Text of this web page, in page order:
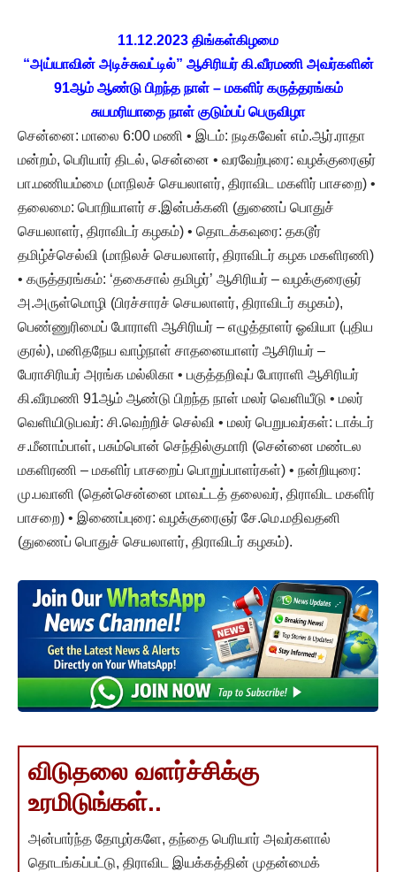
11.12.2023 திங்கள்கிழமை
“அய்யாவின் அடிச்சுவட்டில்” ஆசிரியர் கி.வீரமணி அவர்களின்
91ஆம் ஆண்டு பிறந்த நாள் – மகளிர் கருத்தரங்கம்
சுயமரியாதை நாள் குடும்பப் பெருவிழா
சென்னை: மாலை 6:00 மணி • இடம்: நடிகவேள் எம்.ஆர்.ராதா
மன்றம், பெரியார் திடல், சென்னை • வரவேற்புரை: வழக்குரைஞர்
பா.மணியம்மை (மாநிலச் செயலாளர், திராவிட மகளிர் பாசறை) •
தலைமை: பொறியாளர் ச.இன்பக்கனி (துணைப் பொதுச்
செயலாளர், திராவிடர் கழகம்) • தொடக்கவுரை: தகடூர்
தமிழ்ச்செல்வி (மாநிலச் செயலாளர், திராவிடர் கழக மகளிரணி)
• கருத்தரங்கம்: ‘தகைசால் தமிழர்’ ஆசிரியர் – வழக்குரைஞர்
அ.அருள்மொழி (பிரச்சாரச் செயலாளர், திராவிடர் கழகம்),
பெண்ணுரிமைப் போராளி ஆசிரியர் – எழுத்தாளர் ஓவியா (புதிய
குரல்), மனிதநேய வாழ்நாள் சாதனையாளர் ஆசிரியர் –
பேராசிரியர் அரங்க மல்லிகா • பகுத்தறிவுப் போராளி ஆசிரியர்
கி.வீரமணி 91ஆம் ஆண்டு பிறந்த நாள் மலர் வெளியீடு • மலர்
வெளியிடுபவர்: சி.வெற்றிச் செல்வி • மலர் பெறுபவர்கள்: டாக்டர்
ச.மீனாம்பாள், பசும்பொன் செந்தில்குமாரி (சென்னை மண்டல
மகளிரணி – மகளிர் பாசறைப் பொறுப்பாளர்கள்) • நன்றியுரை:
மு.பவானி (தென்சென்னை மாவட்டத் தலைவர், திராவிட மகளிர்
பாசறை) • இணைப்புரை: வழக்குரைஞர் சே.மெ.மதிவதனி
(துணைப் பொதுச் செயலாளர், திராவிடர் கழகம்).
விடுதலை வளர்ச்சிக்கு
உரமிடுங்கள்..
அன்பார்ந்த தோழர்களே, தந்தை பெரியார் அவர்களால்
தொடங்கப்பட்டு, திராவிட இயக்கத்தின் முதன்மைக்